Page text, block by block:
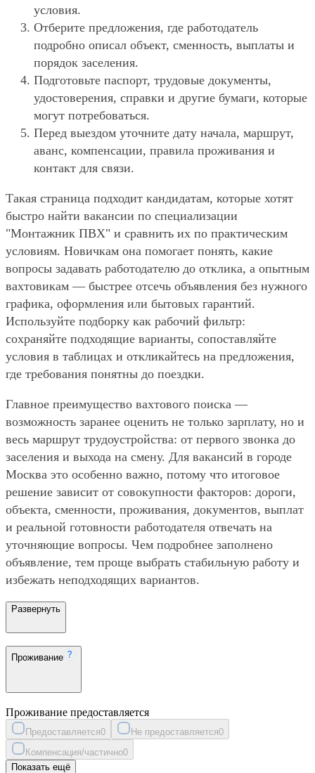
условия.
Отберите предложения, где работодатель
подробно описал объект, сменность, выплаты и
порядок заселения.
Подготовьте паспорт, трудовые документы,
удостоверения, справки и другие бумаги, которые
могут потребоваться.
Перед выездом уточните дату начала, маршрут,
аванс, компенсации, правила проживания и
контакт для связи.
Такая страница подходит кандидатам, которые хотят
быстро найти вакансии по специализации
"Монтажник ПВХ" и сравнить их по практическим
условиям. Новичкам она помогает понять, какие
вопросы задавать работодателю до отклика, а опытным
вахтовикам — быстрее отсечь объявления без нужного
графика, оформления или бытовых гарантий.
Используйте подборку как рабочий фильтр:
сохраняйте подходящие варианты, сопоставляйте
условия в таблицах и откликайтесь на предложения,
где требования понятны до поездки.
Главное преимущество вахтового поиска —
возможность заранее оценить не только зарплату, но и
весь маршрут трудоустройства: от первого звонка до
заселения и выхода на смену. Для вакансий в городе
Москва это особенно важно, потому что итоговое
решение зависит от совокупности факторов: дороги,
объекта, сменности, проживания, документов, выплат
и реальной готовности работодателя отвечать на
уточняющие вопросы. Чем подробнее заполнено
объявление, тем проще выбрать стабильную работу и
избежать неподходящих вариантов.
Развернуть
Проживание
Проживание предоставляется
Предоставляется0 Не предоставляется0
Компенсация/частично0
Показать ещё